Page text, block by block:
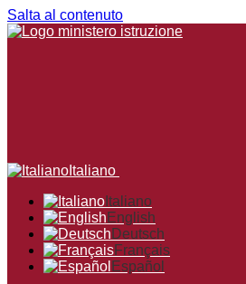
Salta al contenuto
Italiano
Italiano
English
Deutsch
Français
Español